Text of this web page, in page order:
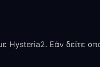
Hysteria2. Εάν δείτε